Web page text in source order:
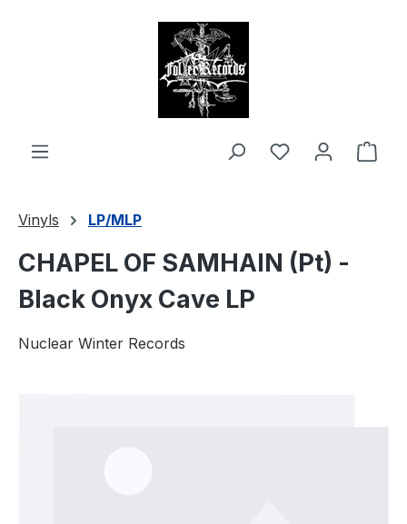
Vinyls LP/MLP
CHAPEL OF SAMHAIN (Pt) -
Black Onyx Cave LP
Nuclear Winter Records